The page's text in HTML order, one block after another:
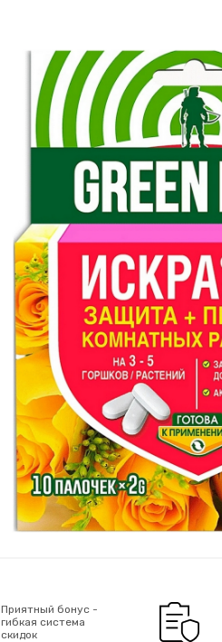
Приятный бонус -
гибкая система
скидок